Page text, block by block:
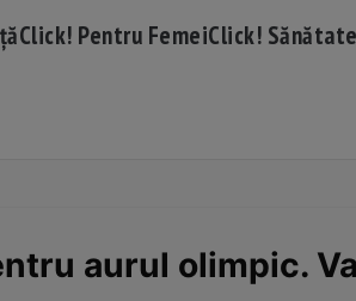
Click! Pentru FemeiClick! Sănătate
aurul olimpic.